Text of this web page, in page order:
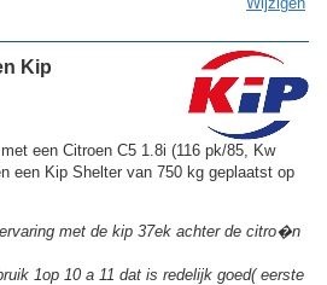
Kip
een Citroen C5 1.8i (116 pk/85, Kw
een Kip Shelter van 750 kg geplaatst op
met de kip 37ek achter de citro�n
1op 10 a 11 dat is redelijk goed( eerste